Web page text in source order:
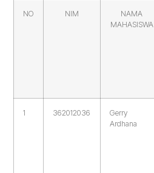
NO NIM
NAMA
MAHASISWA
1 362012036
Gerry
Ardhana